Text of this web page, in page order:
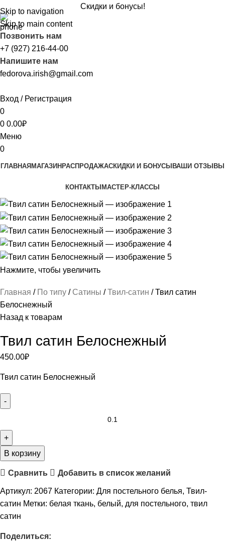
Skip to navigation
Skip to main content
Скидки и бонусы!
Позвонить нам
+7 (927) 216-44-00
Напишите нам
fedorova.irish@gmail.com
Вход / Регистрация
0
0 0.00₽
Меню
0
ГЛАВНАЯМАГАЗИНРАСПРОДАЖАCКИДКИ И БОНУСЫВАШИ ОТЗЫВЫ
КОНТАКТЫМАСТЕР-КЛАССЫ
Нажмите, чтобы увеличить
Главная По типу Сатины Твил-сатин
Твил сатин
Белоснежный
Назад к товарам
Твил сатин Белоснежный
450.00₽
Твил сатин Белоснежный
В корзину
Сравнить Добавить в список желаний
Артикул: 2067 Категории: Для постельного белья, Твил-
сатин Метки: белая ткань, белый, для постельного, твил
сатин
Поделиться: